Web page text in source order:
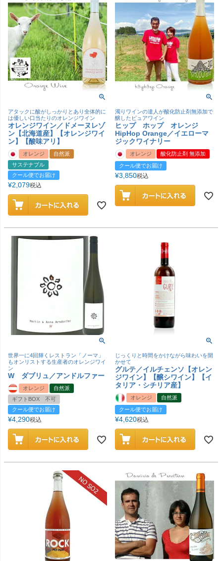
アタックに酸がしっかりとあり全体的に
は優しい口当たりのオレンジワイン
オレンジワイン／ドメーヌレゾ
ン【北海道産】【オレンジワイ
ン】【酸味アリ】
オレンジ
自然派
サステナブル
クール便でお届け
¥2,079税込
濁りワインの達人が酸化防止剤無添加で
醸したピュアワイン
ヒップ ホップ オレンジ
HipHop Orange／イエローマ
ジックワイナリー
オレンジ
酸化防止剤 無添加
クール便でお届け
¥3,850税込
世界一に4回輝くレストラン「ノーマ」
もオンリストする生産者のオレンジワイ
ン
W ダブリュ／アンドルファー
オレンジ
自然派
ギフトBOX 不可
クール便でお届け
¥4,290税込
じっくりと時間をかけながら味わいを開
かせて
グルテ／イルチェンソ【オレン
ジワイン】【醸シワイン】【イ
タリア・シチリア産】
オレンジ
自然派
クール便でお届け
¥4,620税込